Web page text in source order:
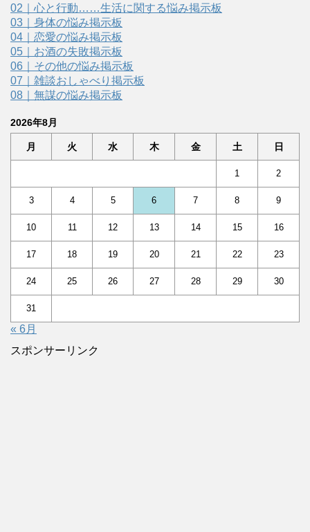
02｜心と行動……生活に関する悩み掲示板
03｜身体の悩み掲示板
04｜恋愛の悩み掲示板
05｜お酒の失敗掲示板
06｜その他の悩み掲示板
07｜雑談おしゃべり掲示板
08｜無謀の悩み掲示板
2026年8月
月 火 水 木 金 土 日
1 2
3 4 5 6 7 8 9
10 11 12 13 14 15 16
17 18 19 20 21 22 23
24 25 26 27 28 29 30
31
« 6月
スポンサーリンク